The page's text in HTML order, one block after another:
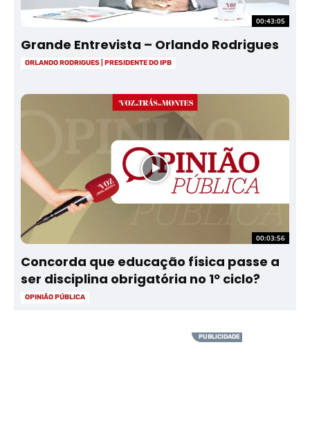
00:43:05
Grande Entrevista – Orlando Rodrigues
ORLANDO RODRIGUES | PRESIDENTE DO IPB
00:03:56
Concorda que educação física passe a
ser disciplina obrigatória no 1º ciclo?
OPINIÃO PÚBLICA